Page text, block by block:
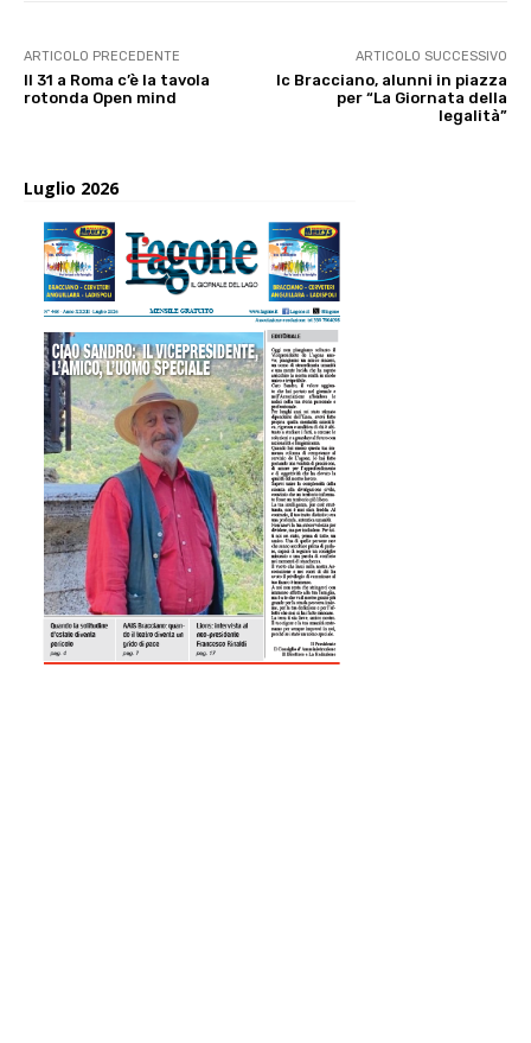
ARTICOLO PRECEDENTE
Il 31 a Roma c’è la tavola
rotonda Open mind
ARTICOLO SUCCESSIVO
Ic Bracciano, alunni in piazza
per “La Giornata della
legalità”
Luglio 2026